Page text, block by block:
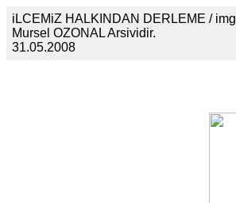
iLCEMiZ HALKINDAN DERLEME /
Mursel OZONAL Arsividir.
31.05.2008